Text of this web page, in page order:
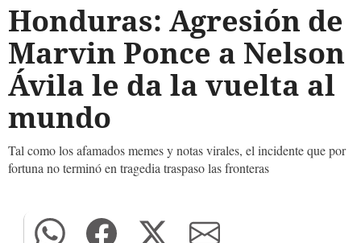
Honduras: Agresión de
Marvin Ponce a Nelson
Ávila le da la vuelta al
mundo
Tal como los afamados memes y notas virales, el incidente que por
fortuna no terminó en tragedia traspaso las fronteras